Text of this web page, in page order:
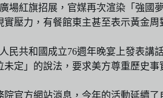
場紅旗招展，官媒再次渲染「強
壓力，有餐館東主甚至表示黃金
共和國成立76週年晚宴上發表
定」的說法，要求美方尊重歷史事
官方網站消息，今年的活動延續